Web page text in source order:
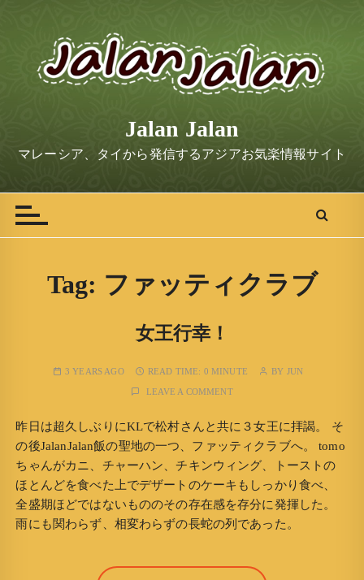
t
Jalan Jalan
マレーシア、タイから発信するアジアお気楽情報サイト
Tag: ファッティクラブ
女王行幸！
3 YEARS AGO READ TIME: 0 MINUTE BY JUN
LEAVE A COMMENT
昨日は超久しぶりにKLで松村さんと共に３女王に拝謁。 そ
の後JalanJalan飯の聖地の一つ、ファッティクラブへ。 tomo
ちゃんがカニ、チャーハン、チキンウィング、トーストの
ほとんどを食べた上でデザートのケーキもしっかり食べ、
全盛期ほどではないもののその存在感を存分に発揮した。
雨にも関わらず、相変わらずの長蛇の列であった。